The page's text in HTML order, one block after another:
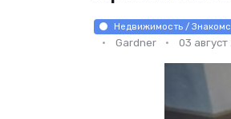
Недвижимость /
Gardner 03